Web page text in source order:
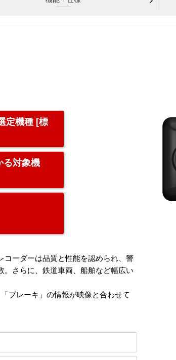
定機種 [標
る対象機
コーダーは品質と性能を認められ、警
さらに、鉄道車両、船舶など幅広い
ブレーキ」の情報が映像と合わせて